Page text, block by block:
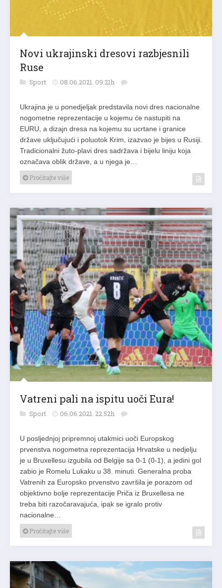
Novi ukrajinski dresovi razbjesnili
Ruse
Sport 08.06.2021. 09:21h
Ukrajina je u ponedjeljak predstavila novi dres nacionalne
nogometne reprezentacije u kojemu će nastupiti na
EURU, a dizajn dresa na kojemu su ucrtane i granice
države uključujući i poluotok Krim, izazvao je bijes u Rusiji.
Tradicionalni žuto-plavi dres sadržava i bijelu liniju koja
označava oblik države, a u njega je…
Pročitajte više
Vatreni pali na ispitu uoči Eura!
Sport 06.06.2021. 22:52h
U posljednjoj pripremnoj utakmici uoči Europskog
prvenstva nogometna reprezentacija Hrvatske u nedjelju
je u Bruxellesu izgubila od Belgije sa 0-1 (0-1), a jedini gol
zabio je Romelu Lukaku u 38. minuti. Generalna proba
Vatrenih za Europsko prvenstvo završila je porazom od
objektivno bolje reprezentacije Priča iz Bruxellesa ne
treba biti razočaravajuća, ipak se igralo protiv
nacionalne…
Pročitajte više